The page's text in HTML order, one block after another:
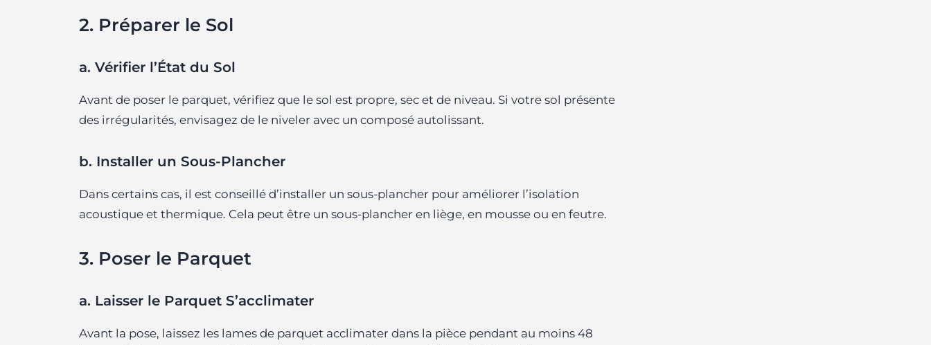
2. Préparer le Sol
a. Vérifier l’État du Sol
Avant de poser le parquet, vérifiez que le sol est propre, sec et de niveau. Si votre sol présente
des irrégularités, envisagez de le niveler avec un composé autolissant.
b. Installer un Sous-Plancher
Dans certains cas, il est conseillé d’installer un sous-plancher pour améliorer l’isolation
acoustique et thermique. Cela peut être un sous-plancher en liège, en mousse ou en feutre.
3. Poser le Parquet
a. Laisser le Parquet S’acclimater
Avant la pose, laissez les lames de parquet acclimater dans la pièce pendant au moins 48